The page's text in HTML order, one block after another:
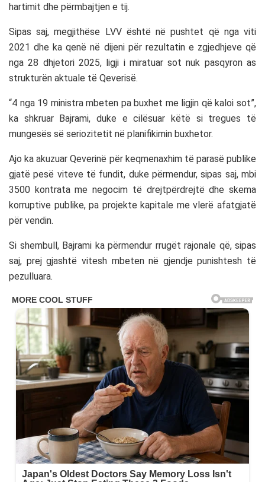
hartimit dhe përmbajtjen e tij.
Sipas saj, megjithëse LVV është në pushtet që nga viti
2021 dhe ka qenë në dijeni për rezultatin e zgjedhjeve që
nga 28 dhjetori 2025, ligji i miratuar sot nuk pasqyron as
strukturën aktuale të Qeverisë.
“4 nga 19 ministra mbeten pa buxhet me ligjin që kaloi sot”,
ka shkruar Bajrami, duke e cilësuar këtë si tregues të
mungesës së seriozitetit në planifikimin buxhetor.
Ajo ka akuzuar Qeverinë për keqmenaxhim të parasë publike
gjatë pesë viteve të fundit, duke përmendur, sipas saj, mbi
3500 kontrata me negocim të drejtpërdrejtë dhe skema
korruptive publike, pa projekte kapitale me vlerë afatgjatë
për vendin.
Si shembull, Bajrami ka përmendur rrugët rajonale që, sipas
saj, prej gjashtë vitesh mbeten në gjendje punishtesh të
pezulluara.